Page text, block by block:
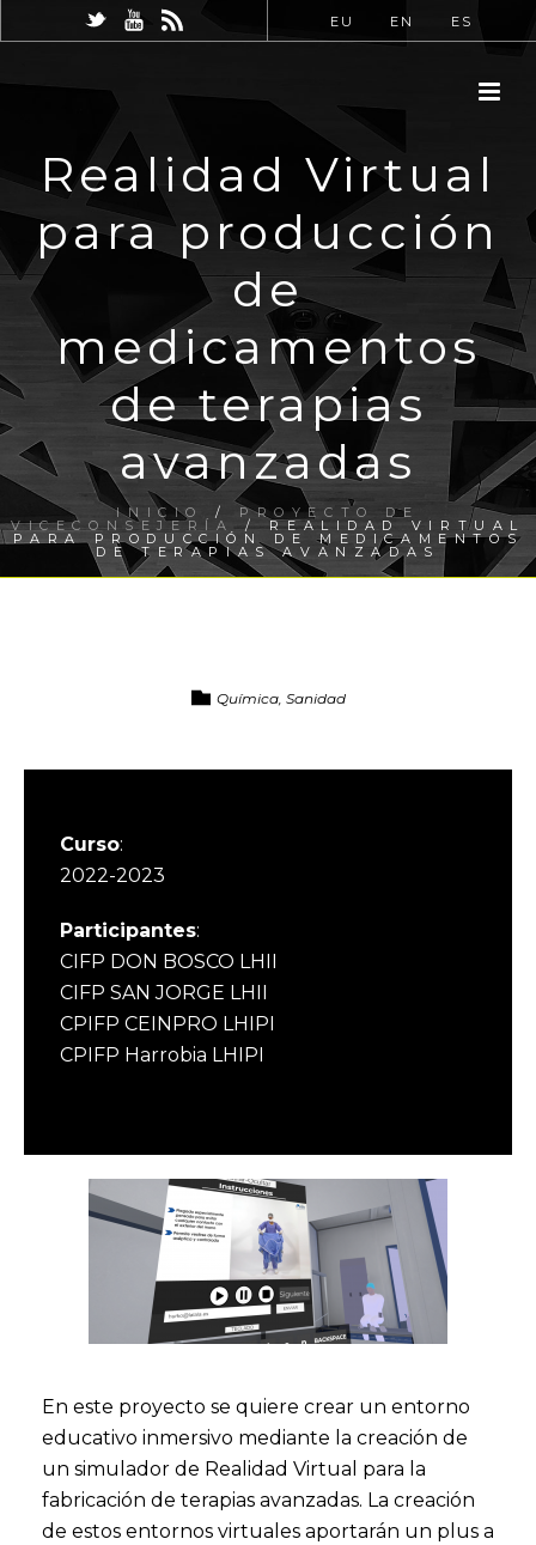
EU EN ES
Realidad Virtual
para producción
de
medicamentos
de terapias
avanzadas
INICIO / PROYECTO DE
VICECONSEJERÍA / REALIDAD VIRTUAL
PARA PRODUCCIÓN DE MEDICAMENTOS
DE TERAPIAS AVANZADAS
Química, Sanidad
Curso:
2022-2023
Participantes:
CIFP DON BOSCO LHII
CIFP SAN JORGE LHII
CPIFP CEINPRO LHIPI
CPIFP Harrobia LHIPI
En este proyecto se quiere crear un entorno
educativo inmersivo mediante la creación de
un simulador de Realidad Virtual para la
fabricación de terapias avanzadas. La creación
de estos entornos virtuales aportarán un plus a